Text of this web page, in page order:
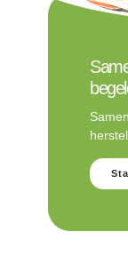
herstel